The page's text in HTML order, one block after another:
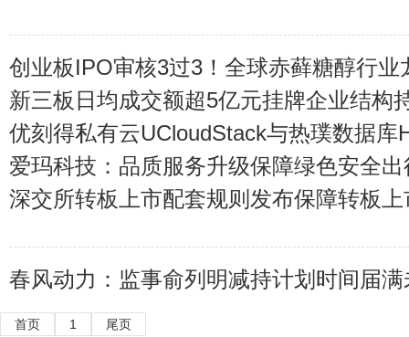
创业板IPO审核3过3！全球赤藓糖醇行业
顺利过会
新三板日均成交额超5亿元挂牌企业结构
优刻得私有云UCloudStack与热璞数据库
爱玛科技：品质服务升级保障绿色安全
布局全球化战略
深交所转板上市配套规则发布保障转板上
春风动力：监事俞列明减持计划时间届
股份
首页 1 尾页